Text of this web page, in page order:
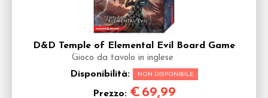
D&D Temple of Elemental Evil Board Game
Gioco da tavolo in inglese
Disponibilità: NON DISPONIBILE
Prezzo: € 69,99